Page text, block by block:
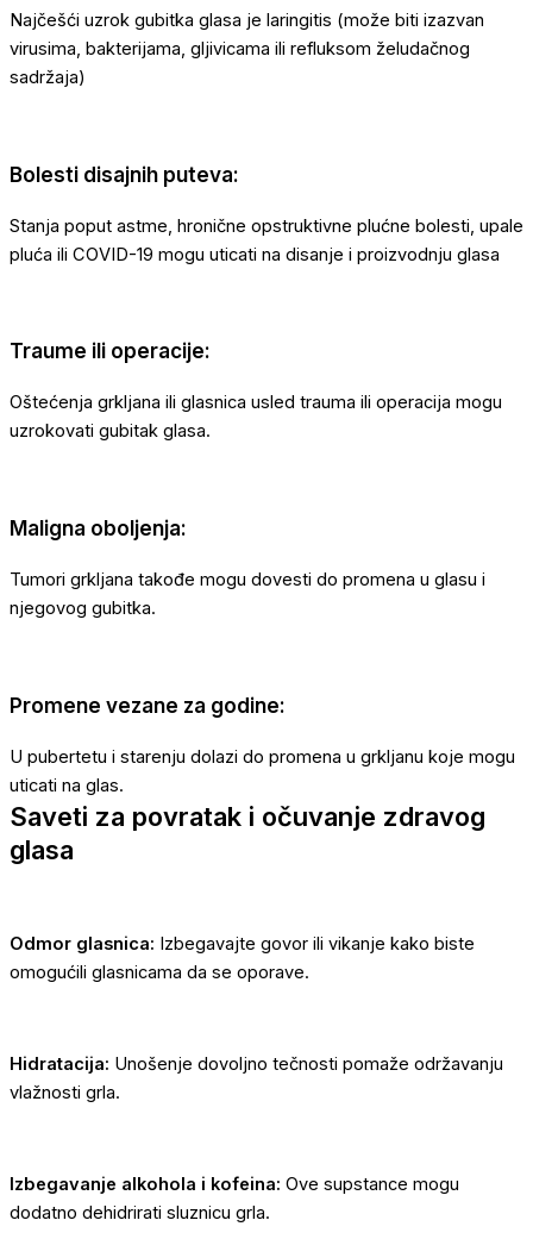
Najčešći uzrok gubitka glasa je laringitis (može biti izazvan
virusima, bakterijama, gljivicama ili refluksom želudačnog
sadržaja)
Bolesti disajnih puteva:
Stanja poput astme, hronične opstruktivne plućne bolesti, upale
pluća ili COVID-19 mogu uticati na disanje i proizvodnju glasa
Traume ili operacije:
Oštećenja grkljana ili glasnica usled trauma ili operacija mogu
uzrokovati gubitak glasa.
Maligna oboljenja:
Tumori grkljana takođe mogu dovesti do promena u glasu i
njegovog gubitka.
Promene vezane za godine:
U pubertetu i starenju dolazi do promena u grkljanu koje mogu
uticati na glas.
Saveti za povratak i očuvanje zdravog
glasa
Odmor glasnica: Izbegavajte govor ili vikanje kako biste
omogućili glasnicama da se oporave.
Hidratacija: Unošenje dovoljno tečnosti pomaže održavanju
vlažnosti grla.
Izbegavanje alkohola i kofeina: Ove supstance mogu
dodatno dehidrirati sluznicu grla.